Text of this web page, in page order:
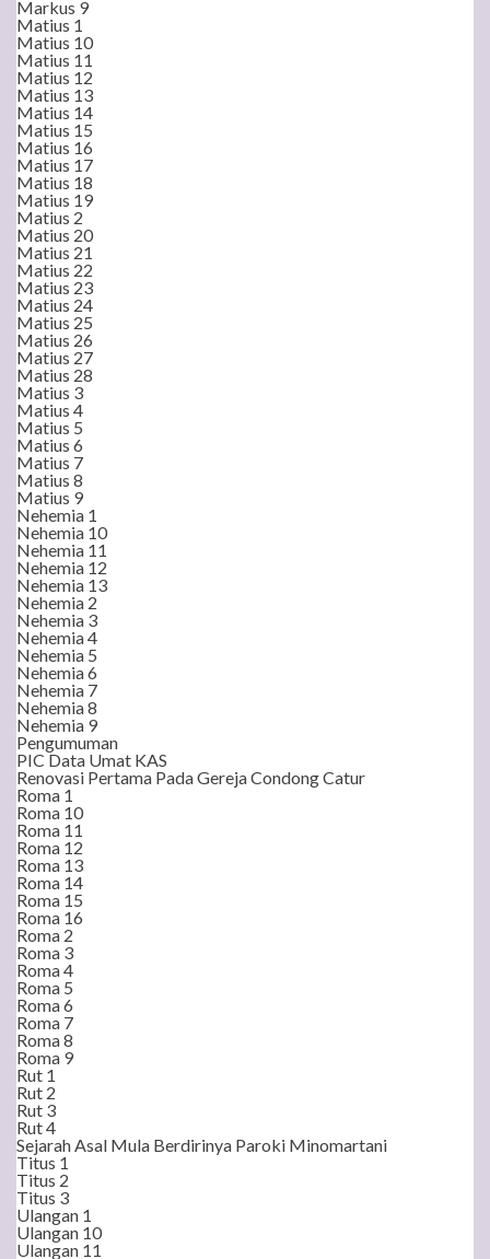
Markus 9
Matius 1
Matius 10
Matius 11
Matius 12
Matius 13
Matius 14
Matius 15
Matius 16
Matius 17
Matius 18
Matius 19
Matius 2
Matius 20
Matius 21
Matius 22
Matius 23
Matius 24
Matius 25
Matius 26
Matius 27
Matius 28
Matius 3
Matius 4
Matius 5
Matius 6
Matius 7
Matius 8
Matius 9
Nehemia 1
Nehemia 10
Nehemia 11
Nehemia 12
Nehemia 13
Nehemia 2
Nehemia 3
Nehemia 4
Nehemia 5
Nehemia 6
Nehemia 7
Nehemia 8
Nehemia 9
Pengumuman
PIC Data Umat KAS
Renovasi Pertama Pada Gereja Condong Catur
Roma 1
Roma 10
Roma 11
Roma 12
Roma 13
Roma 14
Roma 15
Roma 16
Roma 2
Roma 3
Roma 4
Roma 5
Roma 6
Roma 7
Roma 8
Roma 9
Rut 1
Rut 2
Rut 3
Rut 4
Sejarah Asal Mula Berdirinya Paroki Minomartani
Titus 1
Titus 2
Titus 3
Ulangan 1
Ulangan 10
Ulangan 11